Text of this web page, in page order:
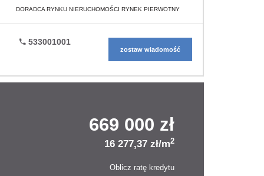
DORADCA RYNKU NIERUCHOMOŚCI RYNEK PIERWOTNY
533001001
zostaw wiadomość
669 000 zł
16 277,37 zł/m2
Oblicz ratę kredytu